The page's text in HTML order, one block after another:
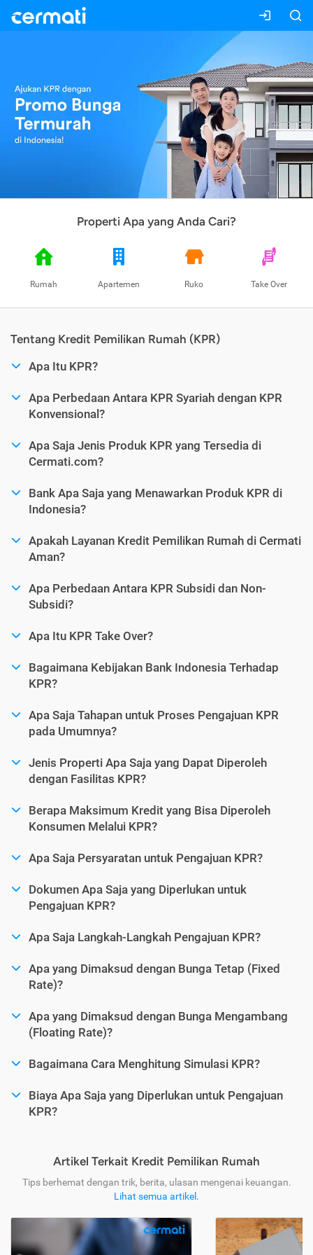
Properti Apa yang Anda Cari?
Rumah Apartemen Ruko Take Over
Tentang Kredit Pemilikan Rumah (KPR)
Apa Itu KPR?
Apa Perbedaan Antara KPR Syariah dengan KPR
Konvensional?
Apa Saja Jenis Produk KPR yang Tersedia di
Cermati.com?
Bank Apa Saja yang Menawarkan Produk KPR di
Indonesia?
Apakah Layanan Kredit Pemilikan Rumah di Cermati
Aman?
Apa Perbedaan Antara KPR Subsidi dan Non-
Subsidi?
Apa Itu KPR Take Over?
Bagaimana Kebijakan Bank Indonesia Terhadap
KPR?
Apa Saja Tahapan untuk Proses Pengajuan KPR
pada Umumnya?
Jenis Properti Apa Saja yang Dapat Diperoleh
dengan Fasilitas KPR?
Berapa Maksimum Kredit yang Bisa Diperoleh
Konsumen Melalui KPR?
Apa Saja Persyaratan untuk Pengajuan KPR?
Dokumen Apa Saja yang Diperlukan untuk
Pengajuan KPR?
Apa Saja Langkah-Langkah Pengajuan KPR?
Apa yang Dimaksud dengan Bunga Tetap (Fixed
Rate)?
Apa yang Dimaksud dengan Bunga Mengambang
(Floating Rate)?
Bagaimana Cara Menghitung Simulasi KPR?
Biaya Apa Saja yang Diperlukan untuk Pengajuan
KPR?
Artikel Terkait Kredit Pemilikan Rumah
Tips berhemat dengan trik, berita, ulasan mengenai keuangan.
Lihat semua artikel .